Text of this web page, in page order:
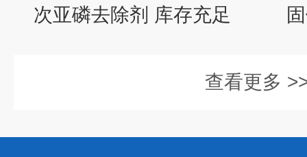
次亚磷去除剂 库存充足
查看更多